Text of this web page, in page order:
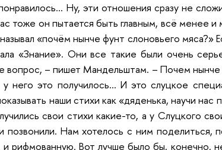
Ну, эти отношения сразу не
тоже он пытается быть главным, всё менее
«почём нынче фунт слоновьего мяса?»
«Знание». Они все такие были очень
вопрос, – пишет Мандельштам. – Почем нынче
него это получилось… И это слуцкое
наши стихи как «дяденька, научи нас
свои стихи какие-то, а у Слуцкого
Нам хотелось с ним поделиться,
рифмованную. Вот лучше было бы, конечно,